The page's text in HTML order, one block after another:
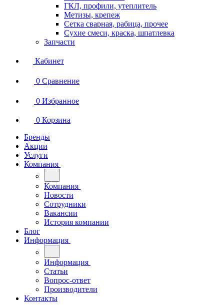
ГКЛ, профили, утеплитель
Метизы, крепеж
Сетка сварная, рабица, прочее
Сухие смеси, краска, шпатлевка
Запчасти
Кабинет
0 Сравнение
0 Избранное
0 Корзина
Бренды
Акции
Услуги
Компания
Компания
Новости
Сотрудники
Вакансии
История компании
Блог
Информация
Информация
Статьи
Вопрос-ответ
Производители
Контакты